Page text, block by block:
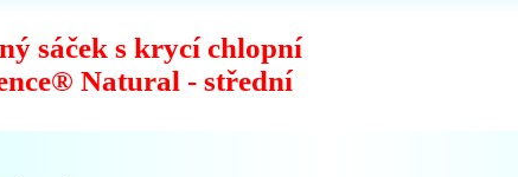
sáček s krycí chlopní
Natural - střední